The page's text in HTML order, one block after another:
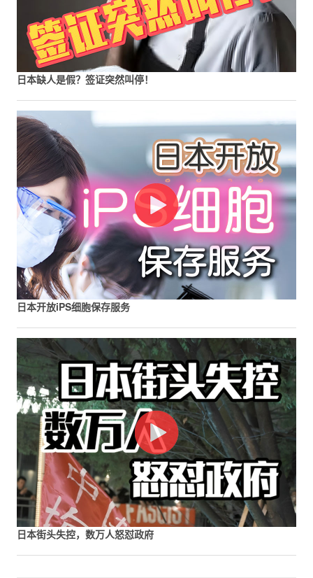
日本缺人是假？签证突然叫停！
日本开放iPS细胞保存服务
日本街头失控，数万人怒怼政府